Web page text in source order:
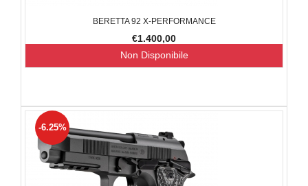
BERETTA 92 X-PERFORMANCE
€1.400,00
Non Disponibile
-6.25%